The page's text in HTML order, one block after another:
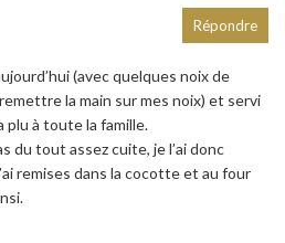
(avec quelques noix de
la main sur mes noix) et servi
plu à toute la famille.
du tout assez cuite, je l’ai donc
remises dans la cocotte et au four
Répondre